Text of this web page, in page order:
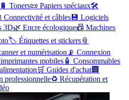
🔋 Toners📜 Papiers spéciaux🛠️
Connectivité et câbles 💾 Logiciels
3D🌿 Encre écologique📠 Machines
🏷️ Étiquettes et stickers 📎
et numérisation 📡 Connexion
mobiles 🧴 Consommables
🛒 Guides d'achat🏢
professionnelle♻️ Récupération et